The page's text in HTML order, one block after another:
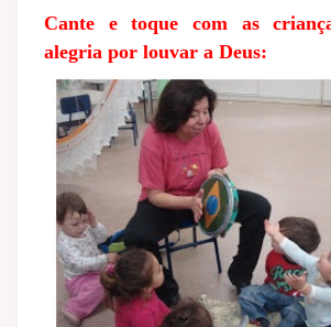
Cante e toque com as
alegria por louvar a Deus: